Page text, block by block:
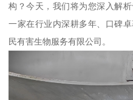
构？今天，我们将为您深入解
一家在行业内深耕多年、口碑
民有害生物服务有限公司。